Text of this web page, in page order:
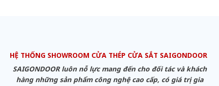
HỆ THỐNG SHOWROOM CỬA THÉP CỬA SẮT SAIGONDOOR
SAIGONDOOR luôn nỗ lực mang đến cho đối tác và khách
hàng những sản phẩm công nghệ cao cấp, có giá trị gia